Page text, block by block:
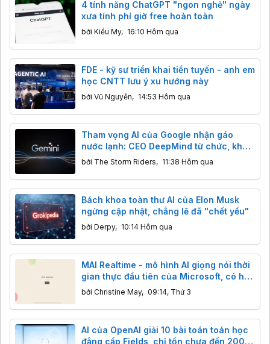
4 tính năng ChatGPT "ngon nghẻ" ngày
xưa tính phí giờ free hoàn toàn
bởi Kiều My, 16:10 Hôm qua
FDE - kỹ sư triển khai tiền tuyến - anh em
học CNTT lưu ý xu hướng này
bởi Vũ Nguyễn, 14:53 Hôm qua
Tham vọng AI của Google nhận gáo
nước lạnh: CEO DeepMind từ chức, khả
năng lập trình của Gemini bị Claude,
GPT cho "ngửi khói"
bởi The Storm Riders, 11:38 Hôm qua
Bách khoa toàn thư AI của Elon Musk
ngừng cập nhật, chẳng lẽ đã "chết yểu"
bởi Derpy, 10:14 Hôm qua
MAI Realtime - mô hình AI giọng nói thời
gian thực đầu tiên của Microsoft, có hỗ
trợ tiếng Việt
bởi Christine May, 09:14, Thứ 3
AI của OpenAI giải 10 bài toán toán học
đẳng cấp Fields, chỉ tốn chưa đến 2000